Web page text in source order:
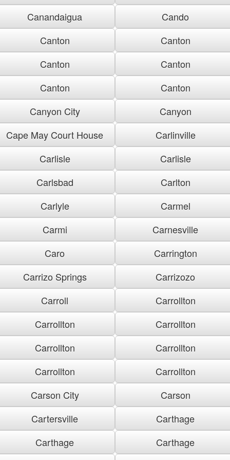
Canandaigua
Cando
Canton
Canton
Canton
Canton
Canton
Canton
Canyon City
Canyon
Cape May Court House
Carlinville
Carlisle
Carlisle
Carlsbad
Carlton
Carlyle
Carmel
Carmi
Carnesville
Caro
Carrington
Carrizo Springs
Carrizozo
Carroll
Carrollton
Carrollton
Carrollton
Carrollton
Carrollton
Carrollton
Carrollton
Carson City
Carson
Cartersville
Carthage
Carthage
Carthage